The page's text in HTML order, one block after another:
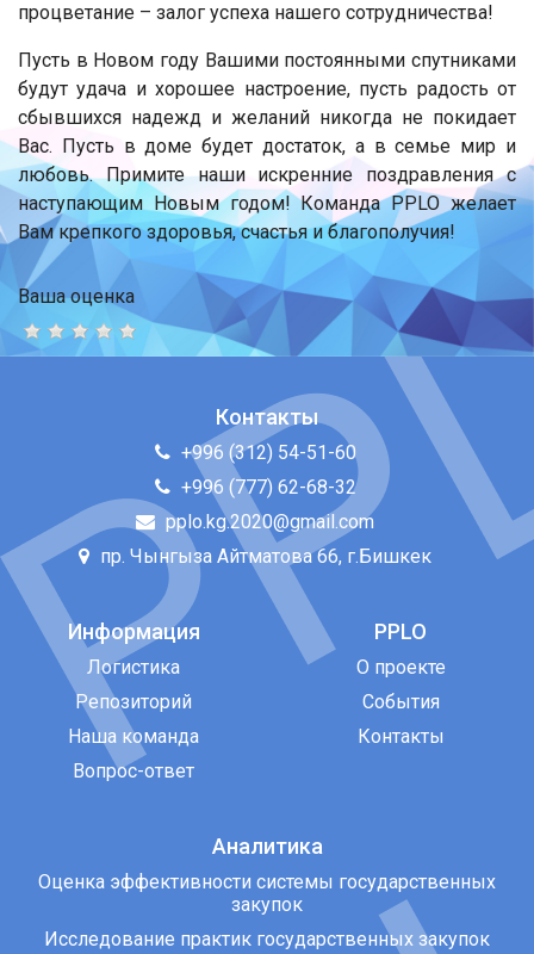
процветание – залог успеха нашего сотрудничества!
Пусть в Новом году Вашими постоянными спутниками
будут удача и хорошее настроение, пусть радость от
сбывшихся надежд и желаний никогда не покидает
Вас. Пусть в доме будет достаток, а в семье мир и
любовь. Примите наши искренние поздравления с
наступающим Новым годом! Команда PPLO желает
Вам крепкого здоровья, счастья и благополучия!
Ваша оценка
Контакты
+996 (312) 54-51-60
+996 (777) 62-68-32
pplo.kg.2020@gmail.com
пр. Чынгыза Айтматова 66, г.Бишкек
Информация
Логистика
Репозиторий
Наша команда
Вопрос-ответ
PPLO
О проекте
События
Контакты
Аналитика
Оценка эффективности системы государственных
закупок
Исследование практик государственных закупок